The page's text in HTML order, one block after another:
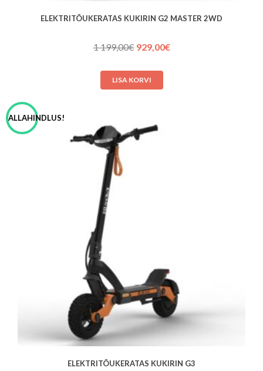
ELEKTRITÕUKERATAS KUKIRIN G2 MASTER 2WD
1 199,00€ Algne
oli:
1 199,00€.
929,00€Praegune
LISA KORVI
ALLAHINDLUS!
ELEKTRITÕUKERATAS KUKIRIN G3